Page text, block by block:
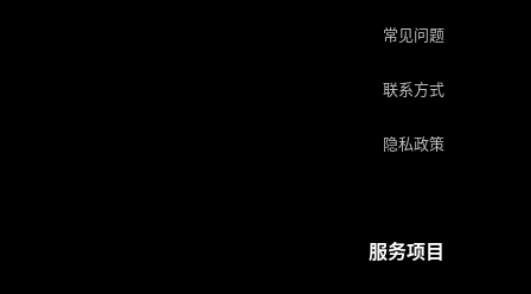
常见问题
联系方式
隐私政策
服务项目